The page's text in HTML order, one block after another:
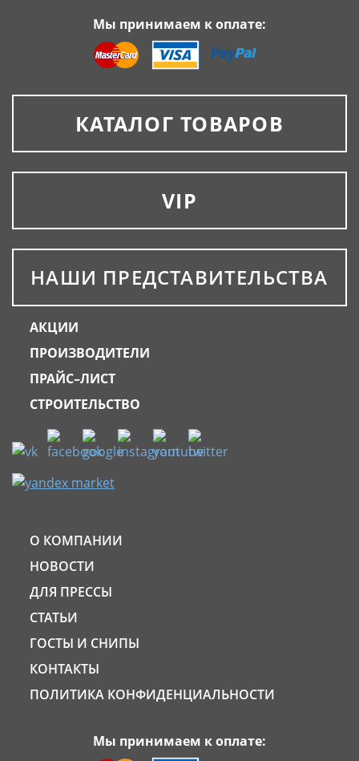
Мы принимаем к оплате:
КАТАЛОГ ТОВАРОВ
VIP
НАШИ ПРЕДСТАВИТЕЛЬСТВА
АКЦИИ
ПРОИЗВОДИТЕЛИ
ПРАЙС–ЛИСТ
СТРОИТЕЛЬСТВО
О КОМПАНИИ
НОВОСТИ
ДЛЯ ПРЕССЫ
СТАТЬИ
ГОСТЫ И СНИПЫ
КОНТАКТЫ
ПОЛИТИКА КОНФИДЕНЦИАЛЬНОСТИ
Мы принимаем к оплате: